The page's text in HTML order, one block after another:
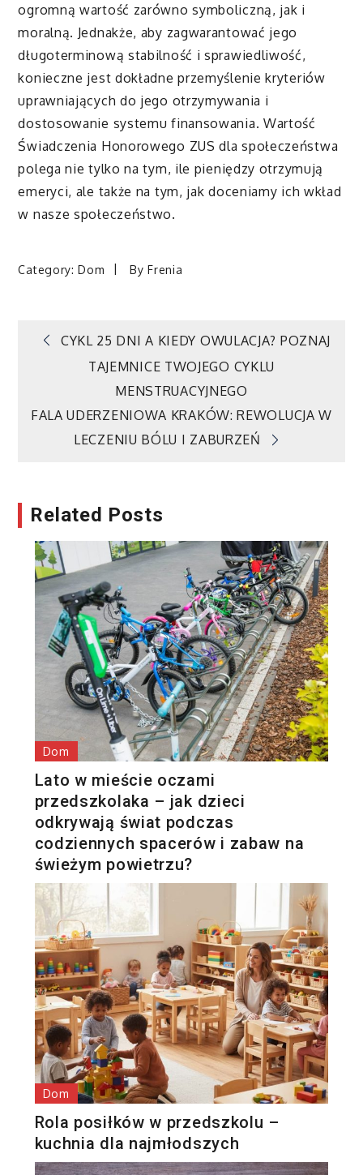
ogromną wartość zarówno symboliczną, jak i
moralną. Jednakże, aby zagwarantować jego
długoterminową stabilność i sprawiedliwość,
konieczne jest dokładne przemyślenie kryteriów
uprawniających do jego otrzymywania i
dostosowanie systemu finansowania. Wartość
Świadczenia Honorowego ZUS dla społeczeństwa
polega nie tylko na tym, ile pieniędzy otrzymują
emeryci, ale także na tym, jak doceniamy ich wkład
w nasze społeczeństwo.
Category:Dom ByFrenia
Nawigacja
CYKL 25 DNI A KIEDY OWULACJA? POZNAJ
TAJEMNICE TWOJEGO CYKLU
MENSTRUACYJNEGO
FALA UDERZENIOWA KRAKÓW: REWOLUCJA W
LECZENIU BÓLU I ZABURZEŃ
Related Posts
Dom
Lato w mieście oczami
przedszkolaka – jak dzieci
odkrywają świat podczas
codziennych spacerów i zabaw na
świeżym powietrzu?
Dom
Rola posiłków w przedszkolu –
kuchnia dla najmłodszych